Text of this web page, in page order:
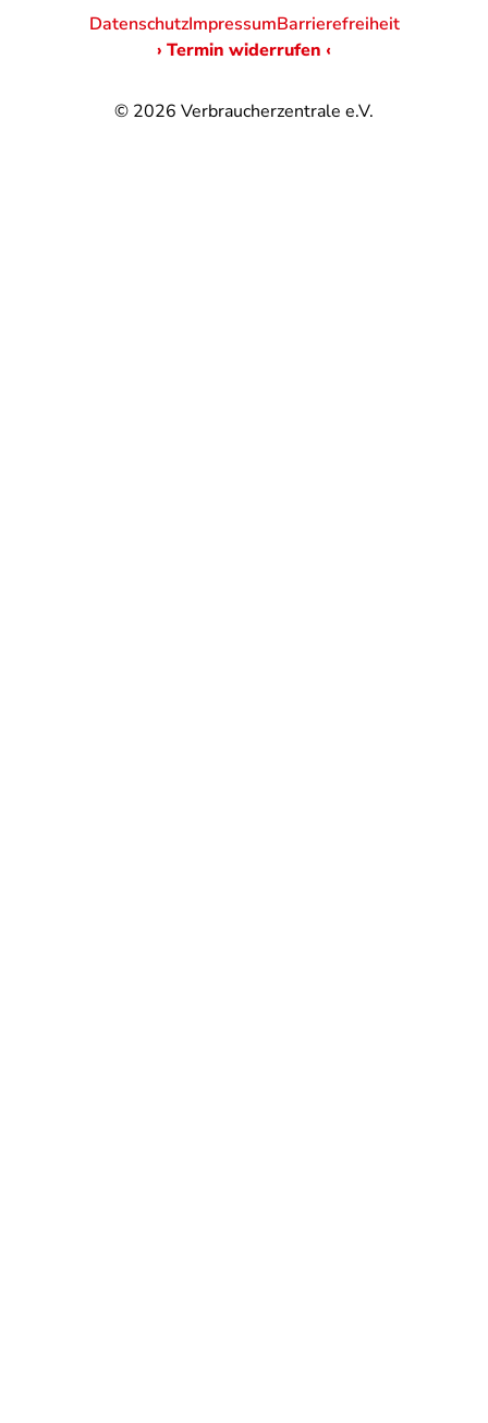
© 2026 Verbraucherzentrale e.V.
DatenschutzImpressumBarrierefreiheit
› Termin widerrufen ‹